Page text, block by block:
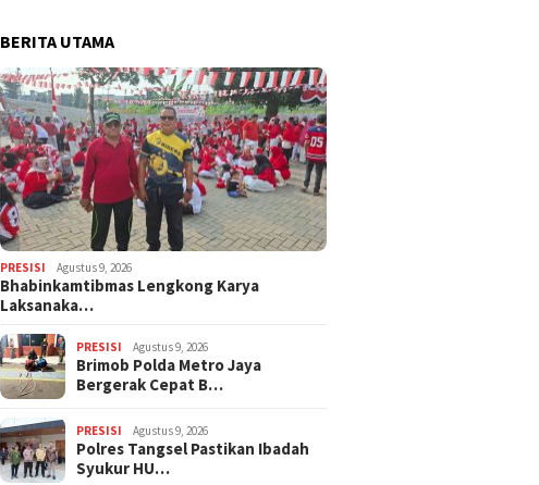
BERITA UTAMA
PRESISI Agustus 9, 2026
Bhabinkamtibmas Lengkong Karya
Laksanaka…
PRESISI Agustus 9, 2026
Brimob Polda Metro Jaya
Bergerak Cepat B…
PRESISI Agustus 9, 2026
Polres Tangsel Pastikan Ibadah
Syukur HU…